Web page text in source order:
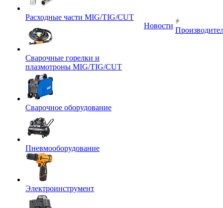
Расходные части MIG/TIG/CUT
Сварочные горелки и
плазмотроны MIG/TIG/CUT
Сварочное оборудование
Пневмооборудование
Электроинструмент
Новости